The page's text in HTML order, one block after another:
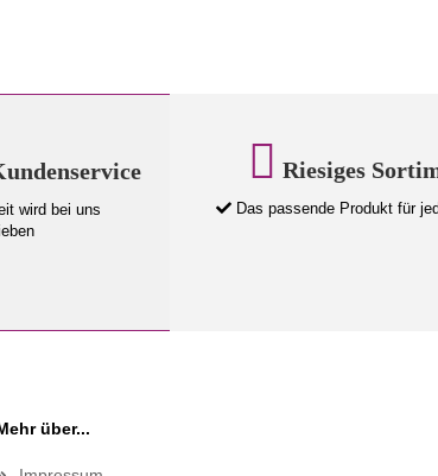
wird bei uns
Riesiges
Das passende Produkt für
über...